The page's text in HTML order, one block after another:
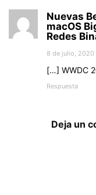
Nuevas
macOS
Redes
8 de julio, 2020
[…] WWDC
Respuesta
Deja un